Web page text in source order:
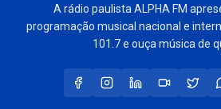
A rádio paulista ALPHA FM
programação musical nacional e
101.7 e ouça música de